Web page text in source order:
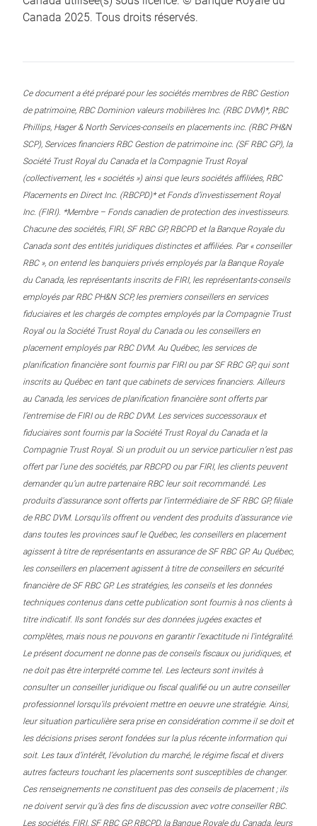
Canada 2025. Tous droits réservés.
Ce document a été préparé pour les sociétés membres de RBC Gestion
de patrimoine, RBC Dominion valeurs mobilières Inc. (RBC DVM)*, RBC
Phillips, Hager & North Services-conseils en placements inc. (RBC PH&N
SCP), Services financiers RBC Gestion de patrimoine inc. (SF RBC GP), la
Société Trust Royal du Canada et la Compagnie Trust Royal
(collectivement, les « sociétés ») ainsi que leurs sociétés affiliées, RBC
Placements en Direct Inc. (RBCPD)* et Fonds d’investissement Royal
Inc. (FIRI). *Membre – Fonds canadien de protection des investisseurs.
Chacune des sociétés, FIRI, SF RBC GP, RBCPD et la Banque Royale du
Canada sont des entités juridiques distinctes et affiliées. Par « conseiller
RBC », on entend les banquiers privés employés par la Banque Royale
du Canada, les représentants inscrits de FIRI, les représentants-conseils
employés par RBC PH&N SCP, les premiers conseillers en services
fiduciaires et les chargés de comptes employés par la Compagnie Trust
Royal ou la Société Trust Royal du Canada ou les conseillers en
placement employés par RBC DVM. Au Québec, les services de
planification financière sont fournis par FIRI ou par SF RBC GP, qui sont
inscrits au Québec en tant que cabinets de services financiers. Ailleurs
au Canada, les services de planification financière sont offerts par
l’entremise de FIRI ou de RBC DVM. Les services successoraux et
fiduciaires sont fournis par la Société Trust Royal du Canada et la
Compagnie Trust Royal. Si un produit ou un service particulier n’est pas
offert par l’une des sociétés, par RBCPD ou par FIRI, les clients peuvent
demander qu’un autre partenaire RBC leur soit recommandé. Les
produits d’assurance sont offerts par l’intermédiaire de SF RBC GP, filiale
de RBC DVM. Lorsqu’ils offrent ou vendent des produits d’assurance vie
dans toutes les provinces sauf le Québec, les conseillers en placement
agissent à titre de représentants en assurance de SF RBC GP. Au Québec,
les conseillers en placement agissent à titre de conseillers en sécurité
financière de SF RBC GP. Les stratégies, les conseils et les données
techniques contenus dans cette publication sont fournis à nos clients à
titre indicatif. Ils sont fondés sur des données jugées exactes et
complètes, mais nous ne pouvons en garantir l’exactitude ni l’intégralité.
Le présent document ne donne pas de conseils fiscaux ou juridiques, et
ne doit pas être interprété comme tel. Les lecteurs sont invités à
consulter un conseiller juridique ou fiscal qualifié ou un autre conseiller
professionnel lorsqu’ils prévoient mettre en oeuvre une stratégie. Ainsi,
leur situation particulière sera prise en considération comme il se doit et
les décisions prises seront fondées sur la plus récente information qui
soit. Les taux d’intérêt, l’évolution du marché, le régime fiscal et divers
autres facteurs touchant les placements sont susceptibles de changer.
Ces renseignements ne constituent pas des conseils de placement ; ils
ne doivent servir qu’à des fins de discussion avec votre conseiller RBC.
Les sociétés, FIRI, SF RBC GP, RBCPD, la Banque Royale du Canada, leurs